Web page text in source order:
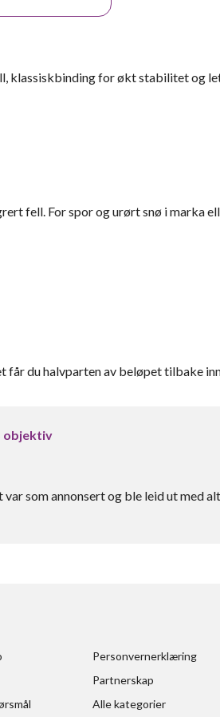
klassiskbinding for økt stabilitet og
fell. For spor og urørt snø i marka
du halvparten av beløpet tilbake
objektiv
som annonsert og ble leid ut med
Personvernerklæring
Partnerskap
Alle kategorier